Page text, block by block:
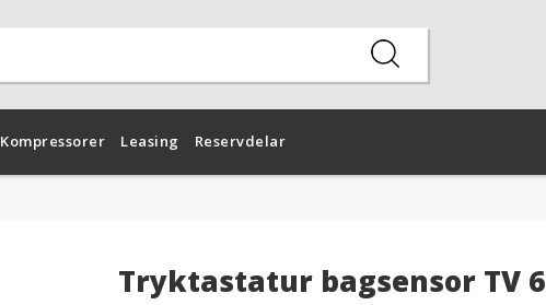
Kompressorer Leasing Reservdelar
Tryktastatur bagsensor TV 6